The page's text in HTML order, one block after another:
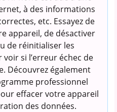
à des informations
etc. Essayez de
appareil, de désactiver
de réinitialiser les
si l’erreur échec de
Découvrez également
professionnel
effacer votre appareil
des données.